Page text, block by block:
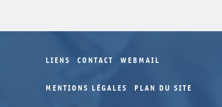
LIENS CONTACT WEBMAIL
MENTIONS LÉGALES PLAN DU SITE